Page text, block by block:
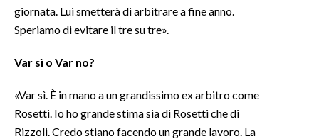
giornata. Lui smetterà di arbitrare a fine anno.
Speriamo di evitare il tre su tre».
Var sì o Var no?
«Var sì. È in mano a un grandissimo ex arbitro come
Rosetti. Io ho grande stima sia di Rosetti che di
Rizzoli. Credo stiano facendo un grande lavoro. La